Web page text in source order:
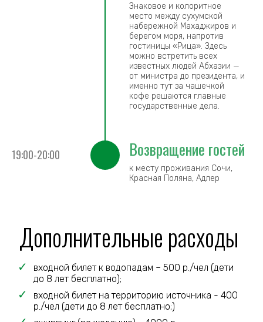
Знаковое и колоритное
место между сухумской
набережной Махаджиров и
берегом моря, напротив
гостиницы «Рица». Здесь
можно встретить всех
известных людей Абхазии —
от министра до президента, и
именно тут за чашечкой
кофе решаются главные
государственные дела.
19:00-20:00 Возвращение гостей
к месту проживания Сочи,
Красная Поляна, Адлер
Дополнительные расходы
входной билет к водопадам – 500 р./чел (дети
до 8 лет бесплатно);
входной билет на территорию источника - 400
р./чел (дети до 8 лет бесплатно;)